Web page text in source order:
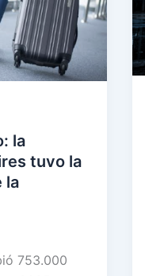
la
tuvo la
la
753.000